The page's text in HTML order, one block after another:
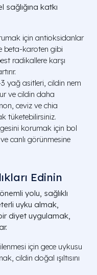
katkı
için antioksidanlar
beta-karoten gibi
radikallere karşı
yağ asitleri, cildin nem
ve cildin daha
ceviz ve chia
tüketebilirsiniz.
korumak için bol
canlı görünmesine
Edinin
yolu, sağlıklı
uyku almak,
diyet uygulamak,
için gece uykusu
cildin doğal ışıltısını